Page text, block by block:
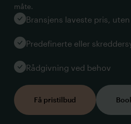
måte.
Bransjens laveste pris,
Predefinerte eller
Rådgivning ved behov
Få pristilbud